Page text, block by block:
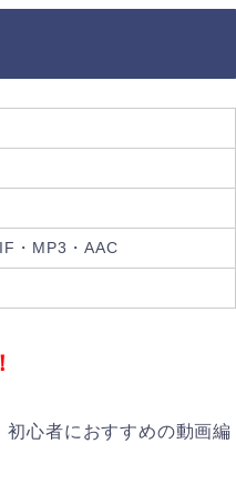
・MP3・AAC
心者におすすめの動画編